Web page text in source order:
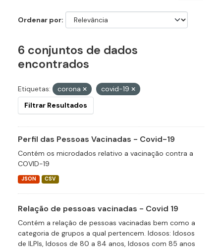
Ordenar por
6 conjuntos de dados
encontrados
Etiquetas: corona
covid-19
Filtrar Resultados
Perfil das Pessoas Vacinadas - Covid-19
Contém os microdados relativo a vacinação contra a
COVID-19
JSON CSV
Relação de pessoas vacinadas - Covid 19
Contém a relação de pessoas vacinadas bem como a
categoria de grupos a qual pertencem. Idosos: Idosos
de ILPIs, Idosos de 80 a 84 anos, Idosos com 85 anos